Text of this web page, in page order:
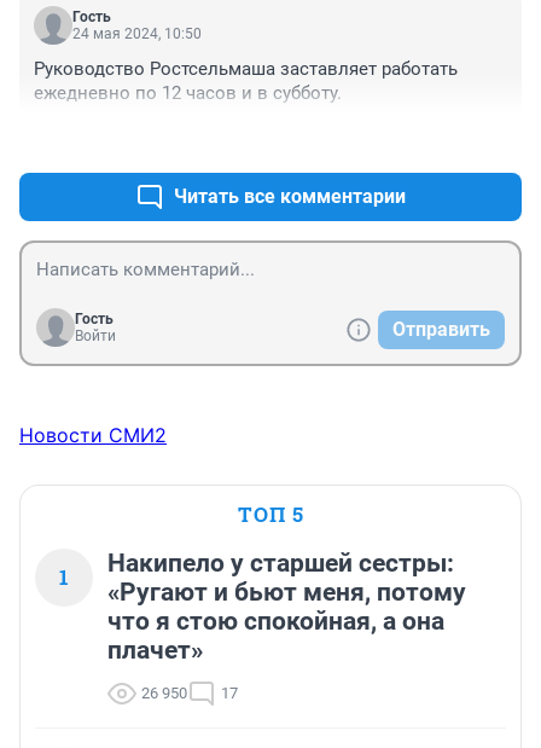
Гость
24 мая 2024, 10:50
Руководство Ростсельмаша заставляет работать
ежедневно по 12 часов и в субботу.
Читать все комментарии
Гость
Войти
Отправить
Новости СМИ2
ТОП 5
1
Накипело у старшей сестры:
«Ругают и бьют меня, потому
что я стою спокойная, а она
плачет»
26 950 17